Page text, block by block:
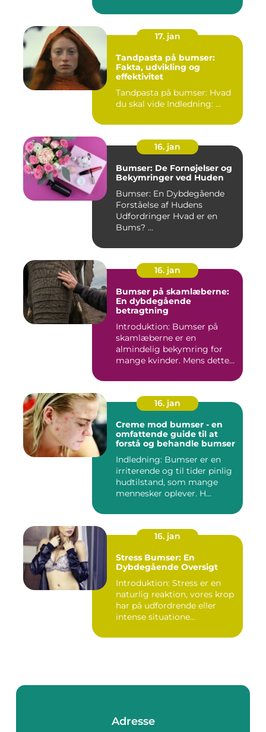
17. jan
Tandpasta på bumser:
Fakta, udvikling og
effektivitet
Tandpasta på bumser: Hvad
du skal vide Indledning: ...
16. jan
Bumser: De Fornøjelser og
Bekymringer ved Huden
Bumser: En Dybdegående
Forståelse af Hudens
Udfordringer Hvad er en
Bums? ...
16. jan
Bumser på skamlæberne:
En dybdegående
betragtning
Introduktion: Bumser på
skamlæberne er en
almindelig bekymring for
mange kvinder. Mens dette
16. jan
Creme mod bumser - en
omfattende guide til at
forstå og behandle bumser
Indledning: Bumser er en
irriterende og til tider pinlig
hudtilstand, som mange
mennesker oplever. H...
16. jan
Stress Bumser: En
Dybdegående Oversigt
Introduktion: Stress er en
naturlig reaktion, vores krop
har på udfordrende eller
intense situatione...
Adresse